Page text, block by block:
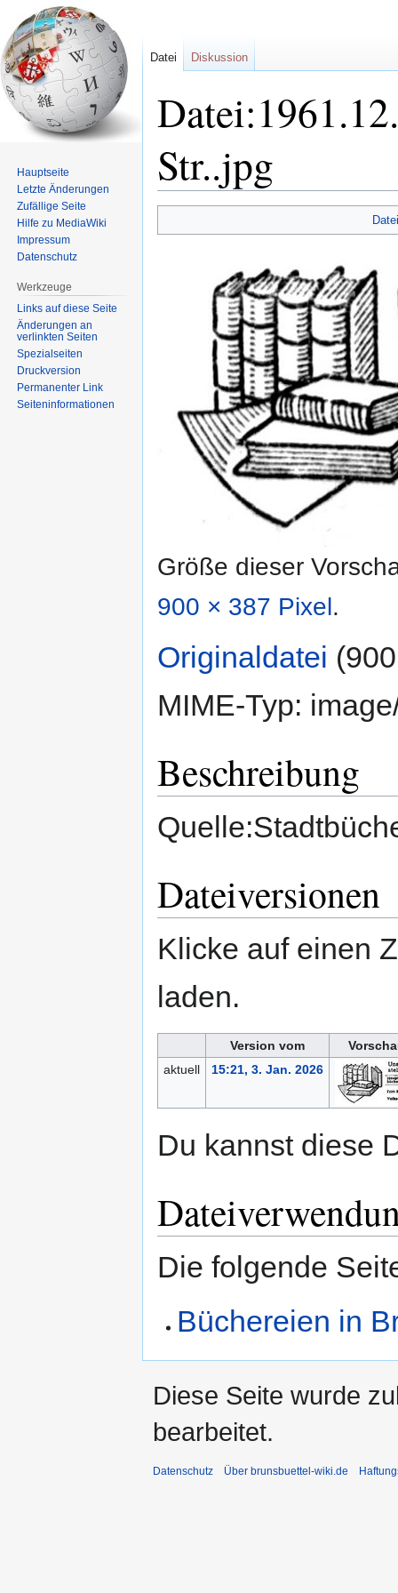
Str..jpg
Navigation
Suche
Größe dieser
900 × 387 Pixel.
Originaldatei
MIME-Typ:
Beschreibung
Dateiversionen
Klicke auf einen
laden.
Version vom
aktuell
15:21, 3. Jan. 2026
Du kannst diese
Die folgende
Büchereien in
Datei Diskussion
Hauptseite
Letzte Änderungen
Zufällige Seite
Hilfe zu MediaWiki
Impressum
Datenschutz
Werkzeuge
Links auf diese Seite
Änderungen an
verlinkten Seiten
Spezialseiten
Druckversion
Permanenter Link
Seiten­informationen
Diese Seite wurde
bearbeitet.
Datenschutz Über brunsbuettel-wiki.de